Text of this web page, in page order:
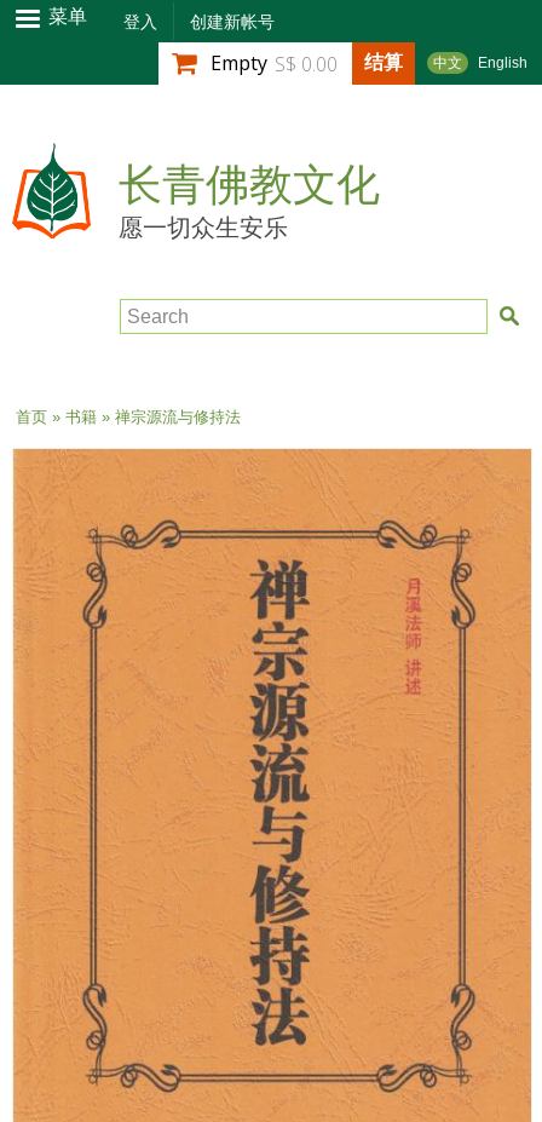
跳
转
到
内
容
菜单 登入 创建新帐号
中文 English
Empty S$ 0.00 结算
长青佛教文化
愿一切众生安乐
Search
当前位置
首页» 书籍» 禅宗源流与修持法